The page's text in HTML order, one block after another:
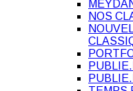
NOS